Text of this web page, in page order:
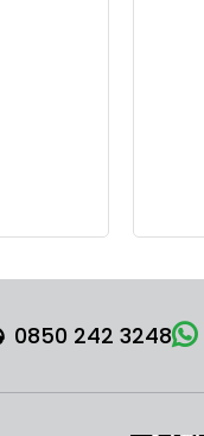
0850 242 3248